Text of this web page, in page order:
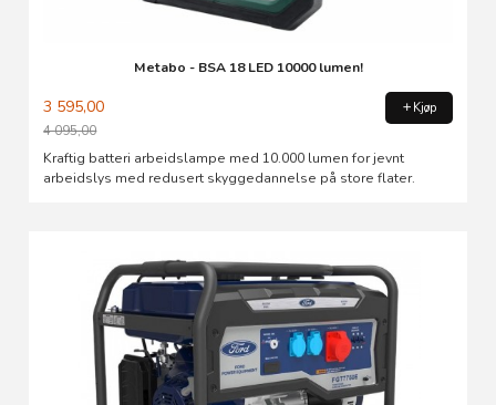
Metabo - BSA 18 LED 10000 lumen!
3 595,00
4 095,00
Rabatt
Kjøp
Kraftig batteri arbeidslampe med 10.000 lumen for jevnt
arbeidslys med redusert skyggedannelse på store flater.